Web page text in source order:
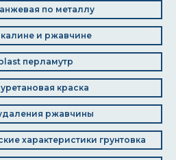
по металлу
и ржавчине
перламутр
краска
ржавчины
характеристики грунтовка